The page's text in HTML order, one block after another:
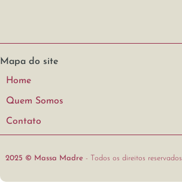
Mapa do site
Home
Quem Somos
Contato
2025 © Massa Madre - Todos os direitos reservados